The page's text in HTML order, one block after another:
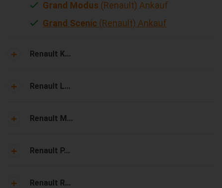
Grand Modus (Renault) Ankauf
Grand Scenic (Renault) Ankauf
Renault K...
Renault L...
Renault M...
Renault P...
Renault R...